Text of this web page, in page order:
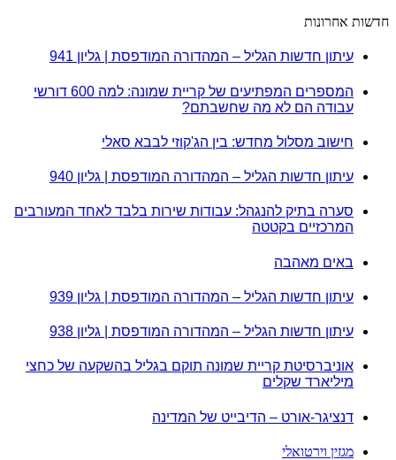
חדשות אחרונות
עיתון חדשות הגליל – המהדורה המודפסת | גליון 941
המספרים המפתיעים של קריית שמונה: למה 600 דורשי
עבודה הם לא מה שחשבתם?
חישוב מסלול מחדש: בין הג'קוזי לבבא סאלי
עיתון חדשות הגליל – המהדורה המודפסת | גליון 940
סערה בתיק להנגהל: עבודות שירות בלבד לאחד המעורבים
המרכזיים בקטטה
באים מאהבה
עיתון חדשות הגליל – המהדורה המודפסת | גליון 939
עיתון חדשות הגליל – המהדורה המודפסת | גליון 938
אוניברסיטת קריית שמונה תוקם בגליל בהשקעה של כחצי
מיליארד שקלים
דנציגר-אורט – הדיבייט של המדינה
מגזין וירטואלי